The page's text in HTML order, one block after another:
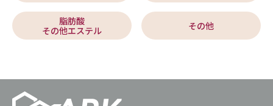
脂肪酸
その他エステル
その他